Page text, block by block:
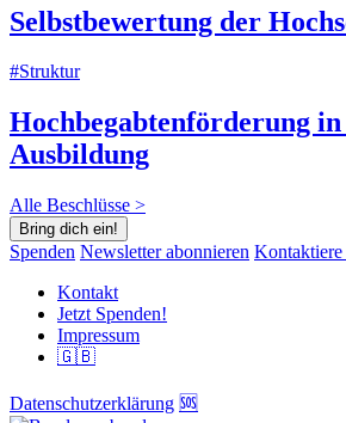
Selbstbewertung der
#Struktur
Hochbegabtenförderung
Ausbildung
Alle Beschlüsse >
Bring dich ein!
Spenden Newsletter abonnieren Kontaktiere
Kontakt
Jetzt Spenden!
Impressum
🇬🇧
Datenschutzerklärung 🆘